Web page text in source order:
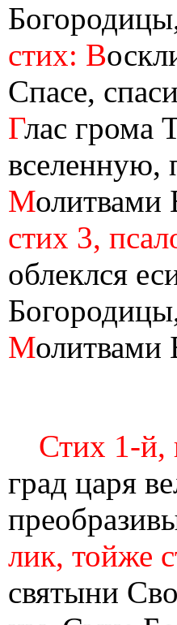
стих: В
Спасе,
Глас грома
вселенную,
Молитвами
стих 3,
облеклся
Молитвами
Стих 1-й,
град царя
лик, тойже
святыни